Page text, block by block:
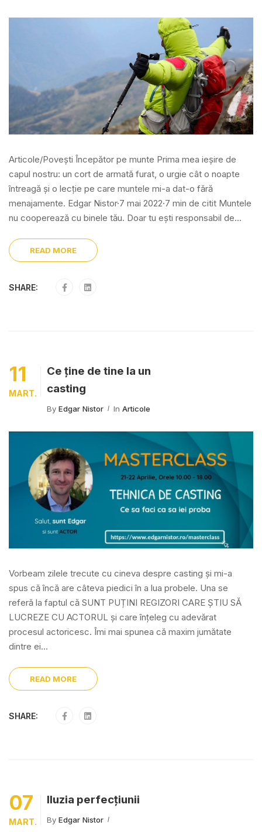
Articole/Povești Începător pe munte Prima mea ieșire de
capul nostru: un cort de armată furat, o urgie cât o noapte
întreagă și o lecție pe care muntele mi-a dat-o fără
menajamente. Edgar Nistor·7 mai 2022·7 min de citit Muntele
nu cooperează cu binele tău. Doar tu ești responsabil de...
READ MORE
SHARE:
11
MART.
Ce ține de tine la un
casting
By Edgar Nistor In Articole
Vorbeam zilele trecute cu cineva despre casting și mi-a
spus că încă are câteva piedici în a lua probele. Una se
referă la faptul că SUNT PUȚINI REGIZORI CARE ȘTIU SĂ
LUCREZE CU ACTORUL și care înțeleg cu adevărat
procesul actoricesc. Îmi mai spunea că maxim jumătate
dintre ei...
READ MORE
SHARE:
07
MART.
Iluzia perfecțiunii
By Edgar Nistor